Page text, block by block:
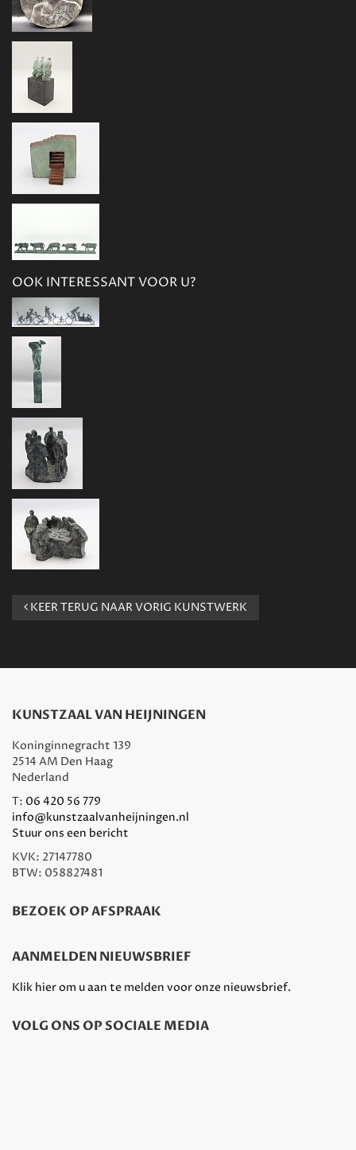
OOK INTERESSANT VOOR U?
KEER TERUG NAAR VORIG KUNSTWERK
KUNSTZAAL VAN HEIJNINGEN
Koninginnegracht 139
2514 AM Den Haag
Nederland
T: 06 420 56 779
info@kunstzaalvanheijningen.nl
Stuur ons een bericht
KVK: 27147780
BTW: 058827481
BEZOEK OP AFSPRAAK
AANMELDEN NIEUWSBRIEF
Klik hier om u aan te melden voor onze nieuwsbrief.
VOLG ONS OP SOCIALE MEDIA